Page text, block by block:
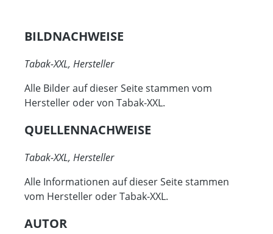
BILDNACHWEISE
Tabak-XXL, Hersteller
Alle Bilder auf dieser Seite stammen vom
Hersteller oder von Tabak-XXL.
QUELLENNACHWEISE
Tabak-XXL, Hersteller
Alle Informationen auf dieser Seite stammen
vom Hersteller oder Tabak-XXL.
AUTOR